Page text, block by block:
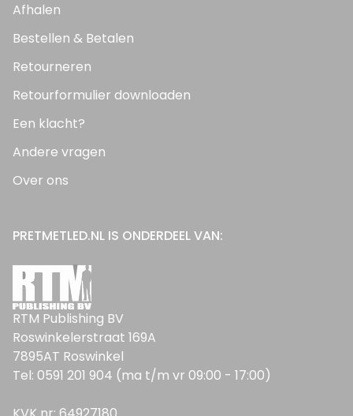
Afhalen
Bestellen & Betalen
Retourneren
Retourformulier downloaden
Een klacht?
Andere vragen
Over ons
PRETMETLED.NL IS ONDERDEEL VAN:
RTM Publishing BV
Roswinkelerstraat 169A
7895AT Roswinkel
Tel: 0591 201 904 (ma t/m vr 09:00 - 17:00)